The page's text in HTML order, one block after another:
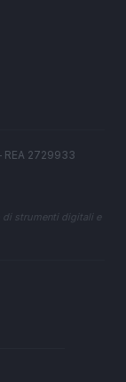
2729933
di strumenti digitali e